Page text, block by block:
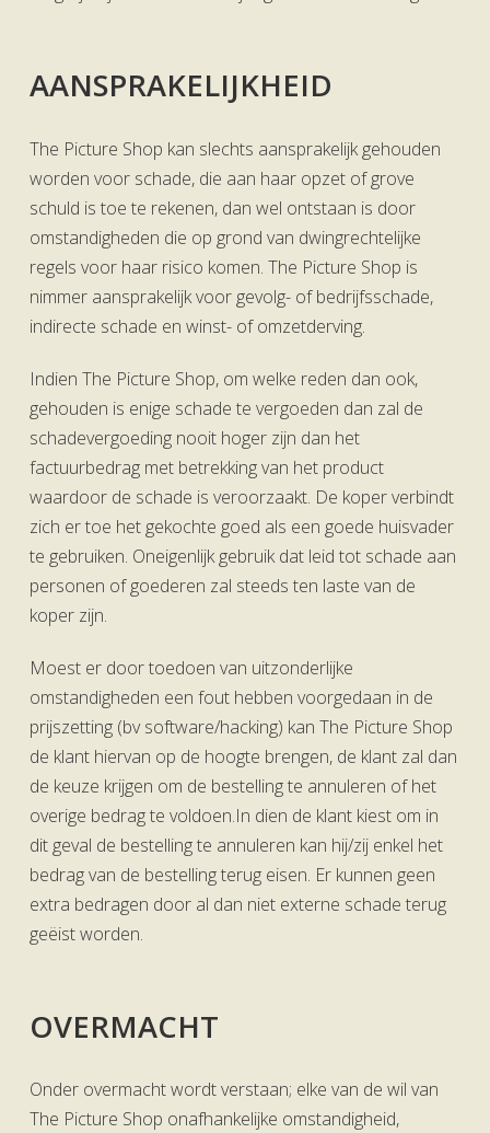
AANSPRAKELIJKHEID
The Picture Shop kan slechts aansprakelijk gehouden
worden voor schade, die aan haar opzet of grove
schuld is toe te rekenen, dan wel ontstaan is door
omstandigheden die op grond van dwingrechtelijke
regels voor haar risico komen. The Picture Shop is
nimmer aansprakelijk voor gevolg- of bedrijfsschade,
indirecte schade en winst- of omzetderving.
Indien The Picture Shop, om welke reden dan ook,
gehouden is enige schade te vergoeden dan zal de
schadevergoeding nooit hoger zijn dan het
factuurbedrag met betrekking van het product
waardoor de schade is veroorzaakt. De koper verbindt
zich er toe het gekochte goed als een goede huisvader
te gebruiken. Oneigenlijk gebruik dat leid tot schade aan
personen of goederen zal steeds ten laste van de
koper zijn.
Moest er door toedoen van uitzonderlijke
omstandigheden een fout hebben voorgedaan in de
prijszetting (bv software/hacking) kan The Picture Shop
de klant hiervan op de hoogte brengen, de klant zal dan
de keuze krijgen om de bestelling te annuleren of het
overige bedrag te voldoen.In dien de klant kiest om in
dit geval de bestelling te annuleren kan hij/zij enkel het
bedrag van de bestelling terug eisen. Er kunnen geen
extra bedragen door al dan niet externe schade terug
geëist worden.
OVERMACHT
Onder overmacht wordt verstaan; elke van de wil van
The Picture Shop onafhankelijke omstandigheid,